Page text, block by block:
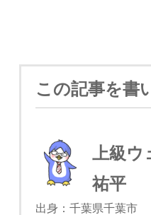
この記事を書
上級
祐平
出身：千葉県千葉市